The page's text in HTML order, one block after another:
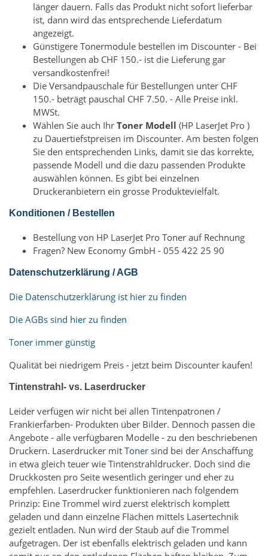
länger dauern. Falls das Produkt nicht sofort lieferbar
ist, dann wird das entsprechende Lieferdatum
angezeigt.
Günstigere Tonermodule bestellen im Discounter - Bei
Bestellungen ab CHF 150.- ist die Lieferung gar
versandkostenfrei!
Die Versandpauschale für Bestellungen unter CHF
150.- beträgt pauschal CHF 7.50. - Alle Preise inkl.
MWSt.
Wählen Sie auch Ihr Toner Modell (HP LaserJet Pro )
zu Dauertiefstpreisen im Discounter. Am besten folgen
Sie den entsprechenden Links, damit sie das korrekte,
passende Modell und die dazu passenden Produkte
auswählen können. Es gibt bei einzelnen
Druckeranbietern ein grosse Produktevielfalt.
Konditionen / Bestellen
Bestellung von HP LaserJet Pro Toner auf Rechnung
Fragen? New Economy GmbH - 055 422 25 90
Datenschutzerklärung / AGB
Die Datenschutzerklärung ist hier zu finden
Die AGBs sind hier zu finden
Toner immer günstig
Qualität bei niedrigem Preis - jetzt beim Discounter kaufen!
Tintenstrahl- vs. Laserdrucker
Leider verfügen wir nicht bei allen Tintenpatronen /
Frankierfarben- Produkten über Bilder. Dennoch passen die
Angebote - alle verfügbaren Modelle - zu den beschriebenen
Druckern. Laserdrucker mit Toner sind bei der Anschaffung
in etwa gleich teuer wie Tintenstrahldrucker. Doch sind die
Druckkosten pro Seite wesentlich geringer und eher zu
empfehlen. Laserdrucker funktionieren nach folgendem
Prinzip: Eine Trommel wird zuerst elektrisch komplett
geladen und dann einzelne Flächen mittels Lasertechnik
gezielt entladen. Nun wird der Staub auf die Trommel
aufgetragen. Der ist ebenfalls elektrisch geladen und kann